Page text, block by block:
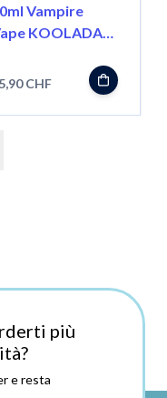
Vampire
KOOLADA
CHF
più
e resta